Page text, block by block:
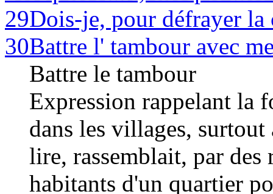
29Dois-je, pour défrayer la
30Battre l' tambour avec
Battre le tambour
Expression rappelant la
dans les villages, surtout
lire, rassemblait, par des
habitants d'un quartier